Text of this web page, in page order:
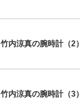
竹内涼真の腕時計（2）
竹内涼真の腕時計（3）